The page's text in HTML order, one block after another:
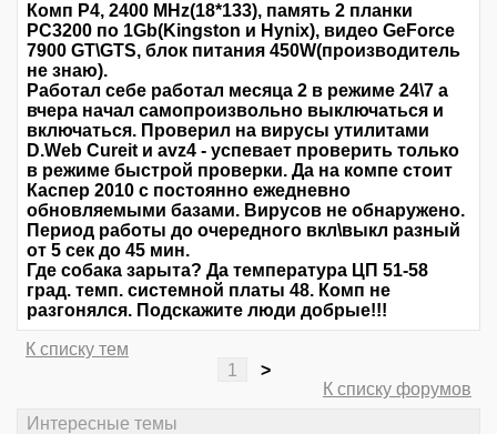
Комп P4, 2400 MHz(18*133), память 2 планки
PC3200 по 1Gb(Kingston и Hynix), видео GeForce
7900 GT\GTS, блок питания 450W(производитель
не знаю).
Работал себе работал месяца 2 в режиме 24\7 а
вчера начал самопроизвольно выключаться и
включаться. Проверил на вирусы утилитами
D.Web Cureit и avz4 - успевает проверить только
в режиме быстрой проверки. Да на компе стоит
Каспер 2010 с постоянно ежедневно
обновляемыми базами. Вирусов не обнаружено.
Период работы до очередного вкл\выкл разный
от 5 сек до 45 мин.
Где собака зарыта? Да температура ЦП 51-58
град. темп. системной платы 48. Комп не
разгонялся. Подскажите люди добрые!!!
К списку тем
1
>
К списку форумов
Интересные темы